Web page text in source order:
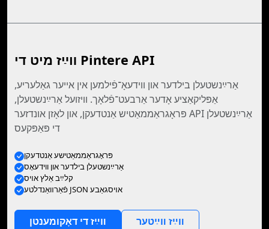
װײַז מיט די Pintere API
אַרײַנשטעלן בילדער און װידעאָ־פֿילמען אין אייער גאַלעריע,
אַפּליקאַציע אָדער אַרבעט־פֿלאָך. װיזועל אַרײַנשטעלן,
פּראָגראַממאַטיש אַנטדעקן, און לאָזן אונדזער API אַרײַנשטעלן
די פּאַפּקעס
פּראָגראַממאַטישע אַנטדעקן
אַרײַנשטעלן בילדער און ווידעאָס
קלײַב אַלץ אױס
פֿאַרװאַנדלטע JSON אױסגאַבע
װײַז די דאָקומענטן װײַז װײַטער